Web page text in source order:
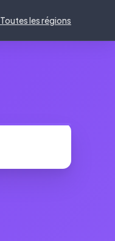
Toutes les régions